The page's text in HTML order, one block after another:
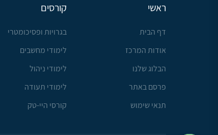
ראשי
דף הבית
אודות המרכז
הבלוג שלנו
פרסם באתר
תנאי שימוש
קורסים
בגרויות ופסיכומטרי
לימודי מחשבים
לימודי ניהול
לימודי תעודה
קורסי היי-טק